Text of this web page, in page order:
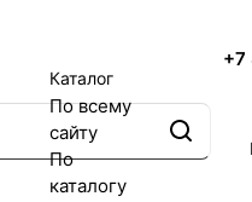
+7
Каталог
По всему
сайту
По
каталогу